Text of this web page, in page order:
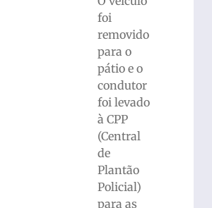
foi
removido
para o
pátio e o
condutor
foi levado
à CPP
(Central
de
Plantão
Policial)
para as